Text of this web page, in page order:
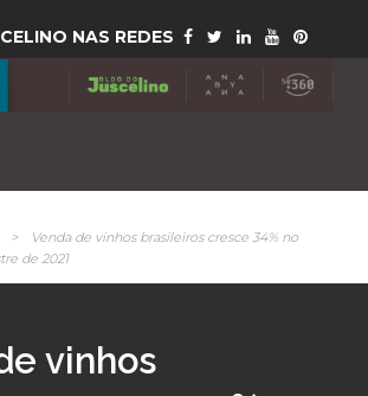
NAS REDES
>
Venda de vinhos brasileiros cresce 34% no
de 2021
vinhos